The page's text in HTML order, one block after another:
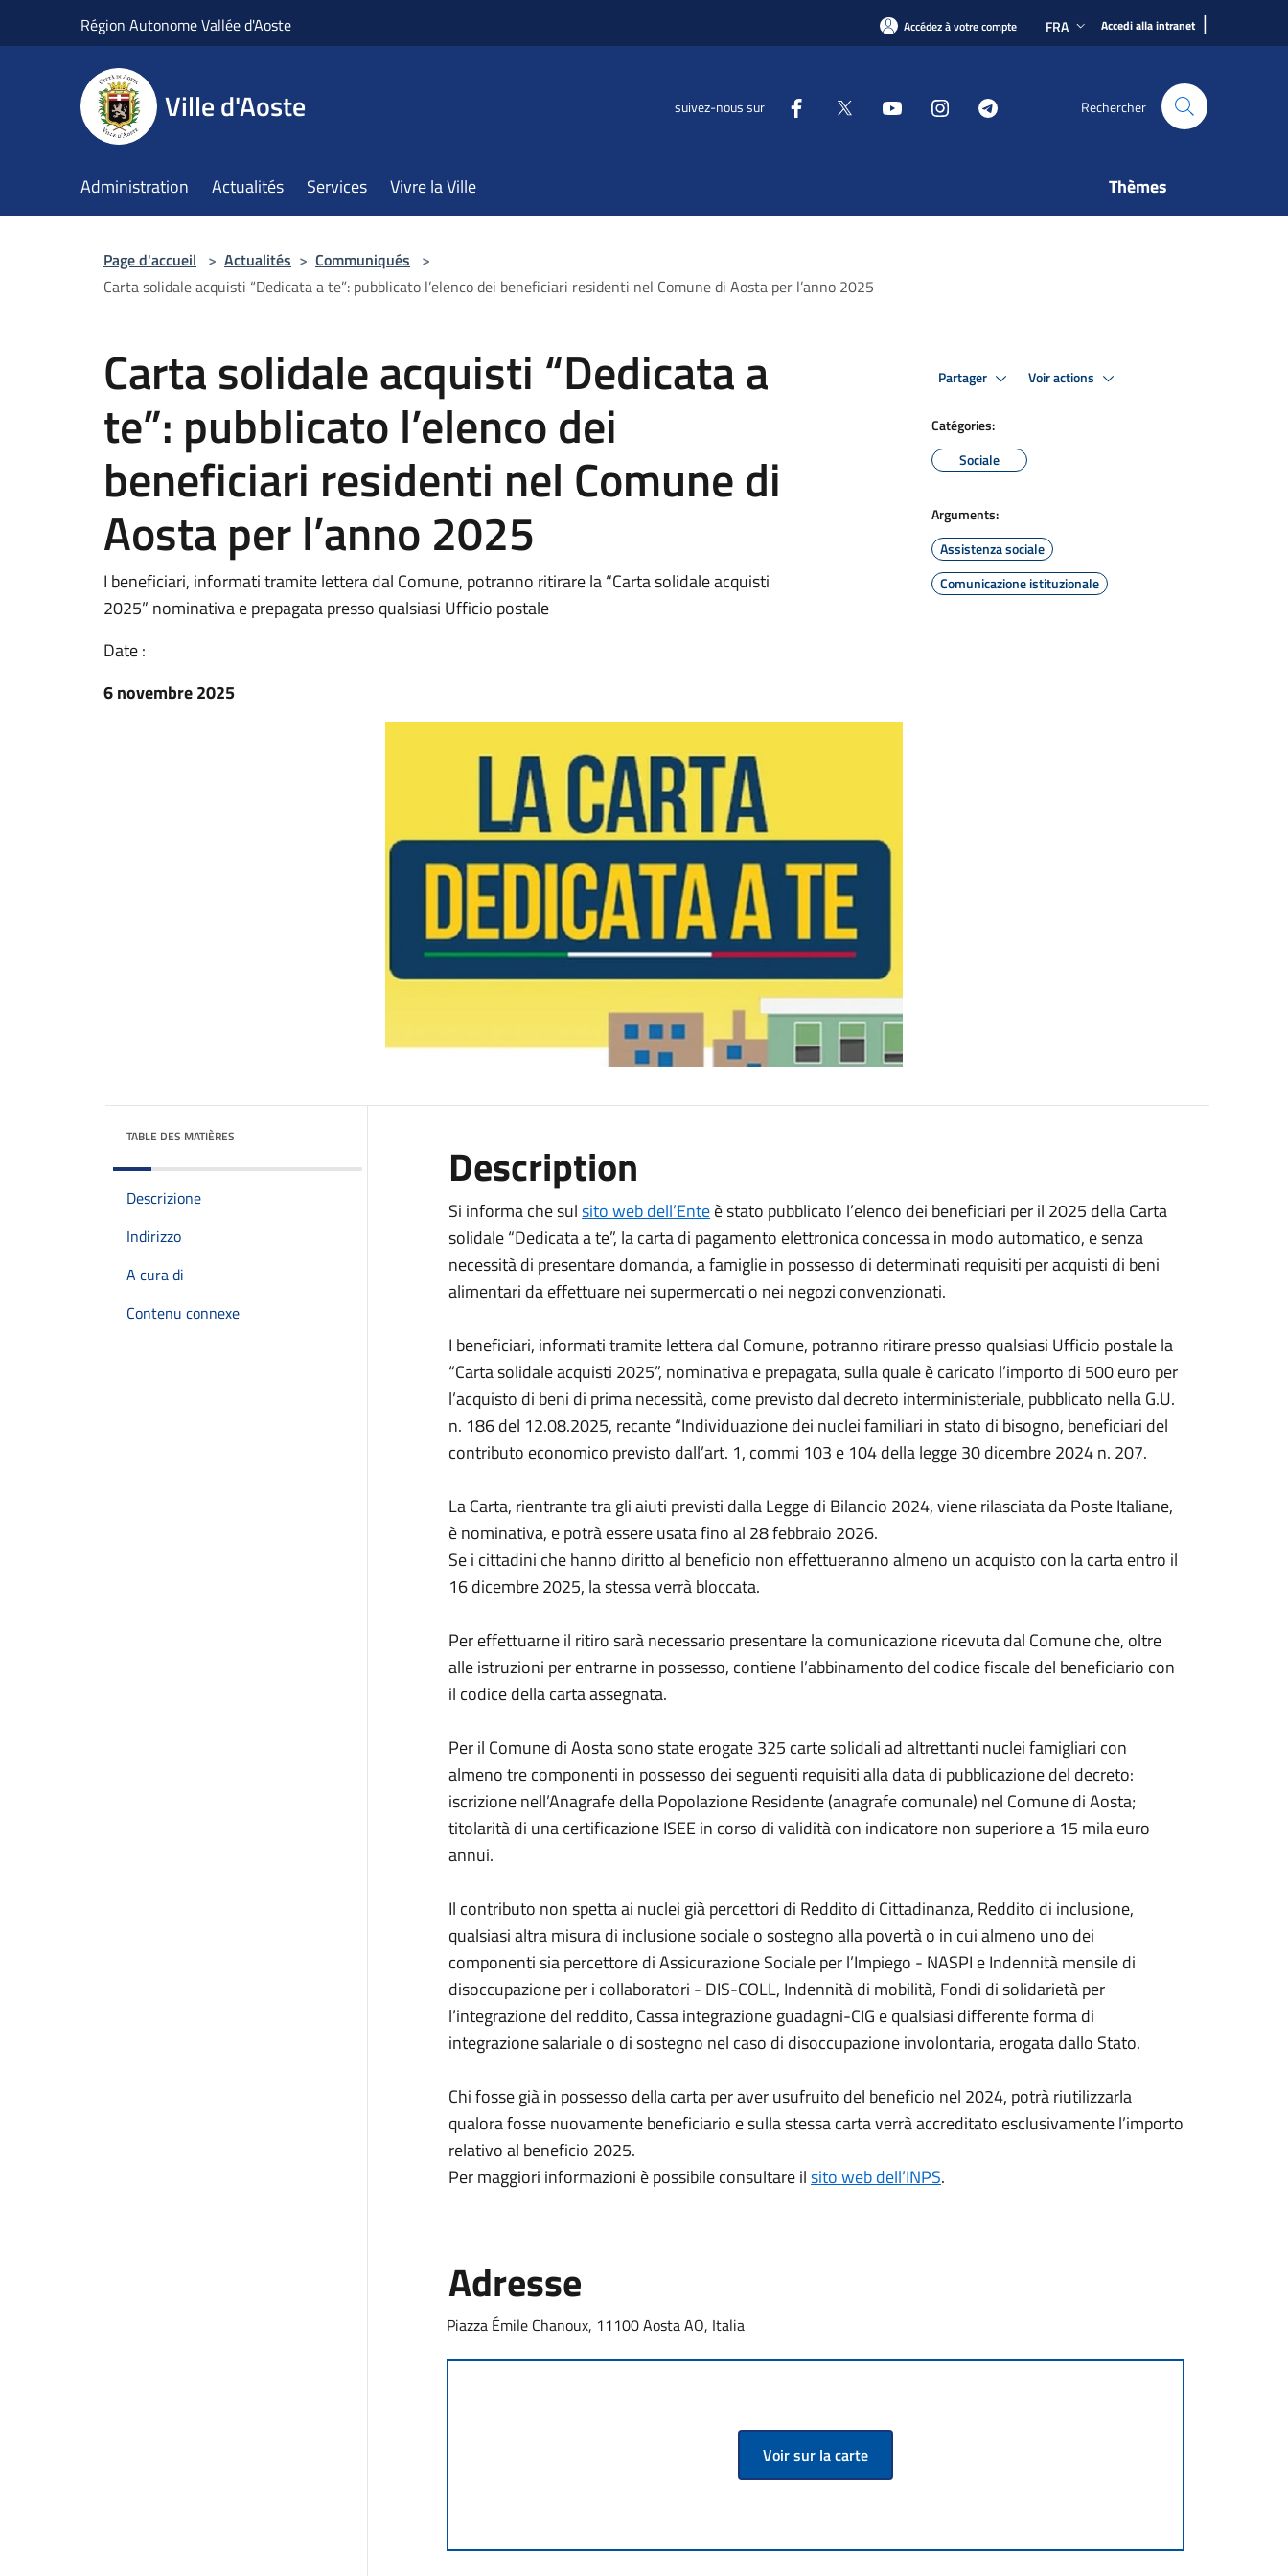
Région Autonome Vallée d'Aoste Accédez à votre compte FRA Accedi alla intranet |
Ville d'Aoste suivez-nous sur Rechercher
Administration Actualités Services Vivre la Ville Thèmes
Page d'accueil > Actualités > Communiqués >
Carta solidale acquisti “Dedicata a te”: pubblicato l’elenco dei beneficiari residenti nel Comune di Aosta per l’anno 2025
Carta solidale acquisti “Dedicata a
te”: pubblicato l’elenco dei
beneficiari residenti nel Comune di
Aosta per l’anno 2025
I beneficiari, informati tramite lettera dal Comune, potranno ritirare la “Carta solidale acquisti
2025” nominativa e prepagata presso qualsiasi Ufficio postale
Date :
6 novembre 2025
Partager Voir actions
Catégories:
Sociale
Arguments:
Assistenza sociale
Comunicazione istituzionale
TABLE DES MATIÈRES
Descrizione
Indirizzo
A cura di
Contenu connexe
Description
Si informa che sulsito web dell’Enteè stato pubblicato l’elenco dei beneficiari per il 2025 della Carta
solidale “Dedicata a te”, la carta di pagamento elettronica concessa in modo automatico, e senza
necessità di presentare domanda, a famiglie in possesso di determinati requisiti per acquisti di beni
alimentari da effettuare nei supermercati o nei negozi convenzionati.
I beneficiari, informati tramite lettera dal Comune, potranno ritirare presso qualsiasi Ufficio postale la
“Carta solidale acquisti 2025”, nominativa e prepagata, sulla quale è caricato l’importo di 500 euro per
l’acquisto di beni di prima necessità, come previsto dal decreto interministeriale, pubblicato nella G.U.
n. 186 del 12.08.2025, recante “Individuazione dei nuclei familiari in stato di bisogno, beneficiari del
contributo economico previsto dall’art. 1, commi 103 e 104 della legge 30 dicembre 2024 n. 207.
La Carta, rientrante tra gli aiuti previsti dalla Legge di Bilancio 2024, viene rilasciata da Poste Italiane,
è nominativa, e potrà essere usata fino al 28 febbraio 2026.
Se i cittadini che hanno diritto al beneficio non effettueranno almeno un acquisto con la carta entro il
16 dicembre 2025, la stessa verrà bloccata.
Per effettuarne il ritiro sarà necessario presentare la comunicazione ricevuta dal Comune che, oltre
alle istruzioni per entrarne in possesso, contiene l’abbinamento del codice fiscale del beneficiario con
il codice della carta assegnata.
Per il Comune di Aosta sono state erogate 325 carte solidali ad altrettanti nuclei famigliari con
almeno tre componenti in possesso dei seguenti requisiti alla data di pubblicazione del decreto:
iscrizione nell’Anagrafe della Popolazione Residente (anagrafe comunale) nel Comune di Aosta;
titolarità di una certificazione ISEE in corso di validità con indicatore non superiore a 15 mila euro
annui.
Il contributo non spetta ai nuclei già percettori di Reddito di Cittadinanza, Reddito di inclusione,
qualsiasi altra misura di inclusione sociale o sostegno alla povertà o in cui almeno uno dei
componenti sia percettore di Assicurazione Sociale per l’Impiego - NASPI e Indennità mensile di
disoccupazione per i collaboratori - DIS-COLL, Indennità di mobilità, Fondi di solidarietà per
l’integrazione del reddito, Cassa integrazione guadagni-CIG e qualsiasi differente forma di
integrazione salariale o di sostegno nel caso di disoccupazione involontaria, erogata dallo Stato.
Chi fosse già in possesso della carta per aver usufruito del beneficio nel 2024, potrà riutilizzarla
qualora fosse nuovamente beneficiario e sulla stessa carta verrà accreditato esclusivamente l’importo
relativo al beneficio 2025.
Per maggiori informazioni è possibile consultare ilsito web dell’INPS.
Adresse
Piazza Émile Chanoux, 11100 Aosta AO, Italia
Voir sur la carte